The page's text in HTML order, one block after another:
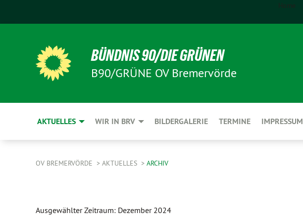
Home
BÜNDNIS 90/DIE GRÜNEN
B90/GRÜNE OV Bremervörde
AKTUELLES WIR IN BRV BILDERGALERIE TERMINE IMPRESSUM
OV BREMERVÖRDE AKTUELLES ARCHIV
Ausgewählter Zeitraum: Dezember 2024